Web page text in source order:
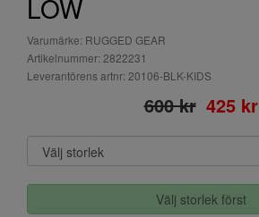
LOW
Varumärke: RUGGED GEAR
Artikelnummer: 2822231
Leverantörens artnr: 20106-BLK-KIDS
600 kr 425 kr
Välj storlek först